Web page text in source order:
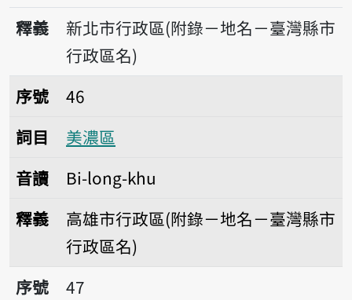
釋義
新北市行政區(附錄－地名－臺灣縣市
行政區名)
序號46美濃區
序號
46
詞目
美濃區
音讀
Bi-long-khu
釋義
高雄市行政區(附錄－地名－臺灣縣市
行政區名)
序號47茂林區
序號 47